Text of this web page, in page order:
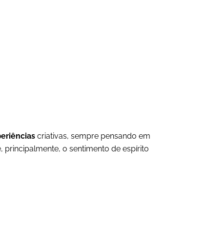
criativas, sempre pensando em
principalmente, o sentimento de espírito